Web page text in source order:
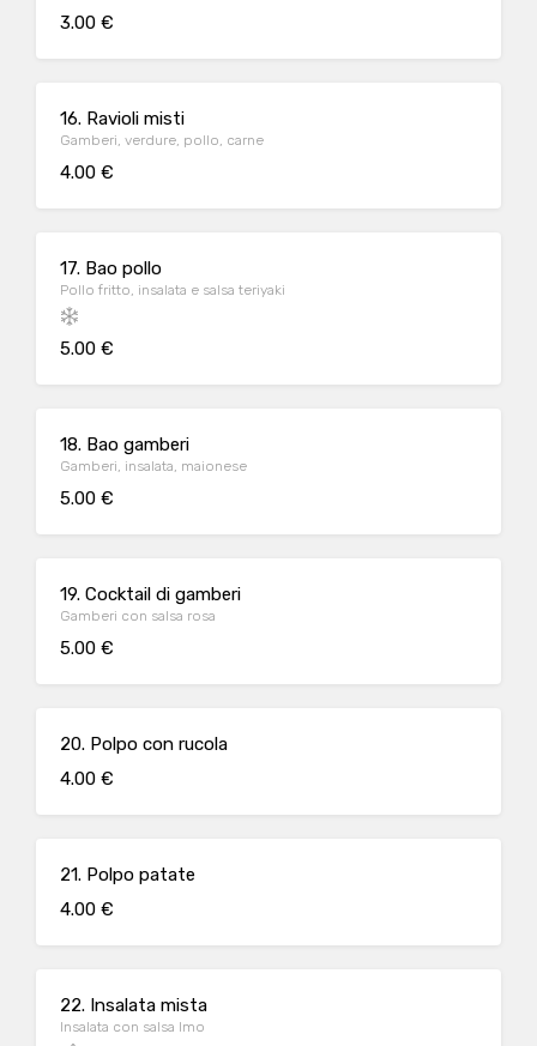
3.00 €
16. Ravioli misti
Gamberi, verdure, pollo, carne
4.00 €
17. Bao pollo
Pollo fritto, insalata e salsa teriyaki
5.00 €
18. Bao gamberi
Gamberi, insalata, maionese
5.00 €
19. Cocktail di gamberi
Gamberi con salsa rosa
5.00 €
20. Polpo con rucola
4.00 €
21. Polpo patate
4.00 €
22. Insalata mista
Insalata con salsa Imo